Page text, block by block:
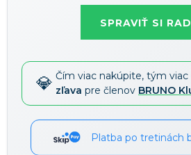
SPRAVIŤ SI
Čím viac nakúpite, tým viac
zľava pre členov BRUNO
Platba po tretinách